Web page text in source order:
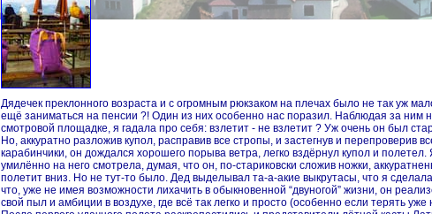
Дядечек преклонного возраста и с огромным рюкзаком на плечах было не так уж
ещё заниматься на пенсии ?! Один из них особенно нас поразил. Наблюдая за ним
смотровой площадке, я гадала про себя: взлетит - не взлетит ? Уж очень он был
Но, аккуратно разложив купол, расправив все стропы, и застегнув и перепроверив
карабинчики, он дождался хорошего порыва ветра, легко вздёрнул купол и полетел.
умилённо на него смотрела, думая, что он, по-стариковски сложив ножки,
полетит вниз. Но не тут-то было. Дед выделывал та-а-акие выкрутасы, что я
что, уже не имея возможности лихачить в обыкновенной “двуногой” жизни, он
свой пыл и амбиции в воздухе, где всё так легко и просто (особенно если терять уже